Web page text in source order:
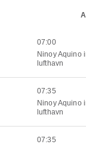
07:00
Ninoy Aquino
lufthavn
07:35
Ninoy Aquino
lufthavn
07:35